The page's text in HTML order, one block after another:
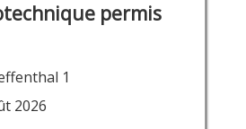
permis
1
2026